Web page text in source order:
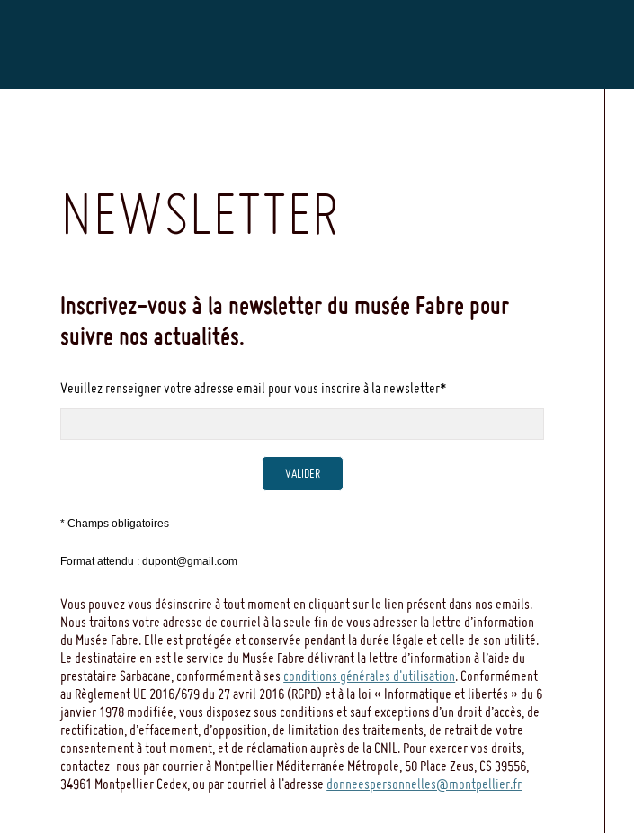
NEWSLETTER
Inscrivez-vous à la newsletter du musée Fabre pour
suivre nos actualités.
Veuillez renseigner votre adresse email pour vous inscrire à la newsletter*
VALIDER
* Champs obligatoires
Format attendu : dupont@gmail.com
Vous pouvez vous désinscrire à tout moment en cliquant sur le lien présent dans nos emails.
Nous traitons votre adresse de courriel à la seule fin de vous adresser la lettre d’information
du Musée Fabre. Elle est protégée et conservée pendant la durée légale et celle de son utilité.
Le destinataire en est le service du Musée Fabre délivrant la lettre d’information à l’aide du
prestataire Sarbacane, conformément à ses conditions générales d'utilisation. Conformément
au Règlement UE 2016/679 du 27 avril 2016 (RGPD) et à la loi « Informatique et libertés » du 6
janvier 1978 modifiée, vous disposez sous conditions et sauf exceptions d’un droit d’accès, de
rectification, d’effacement, d’opposition, de limitation des traitements, de retrait de votre
consentement à tout moment, et de réclamation auprès de la CNIL. Pour exercer vos droits,
contactez-nous par courrier à Montpellier Méditerranée Métropole, 50 Place Zeus, CS 39556,
34961 Montpellier Cedex, ou par courriel à l'adresse donneespersonnelles@montpellier.fr